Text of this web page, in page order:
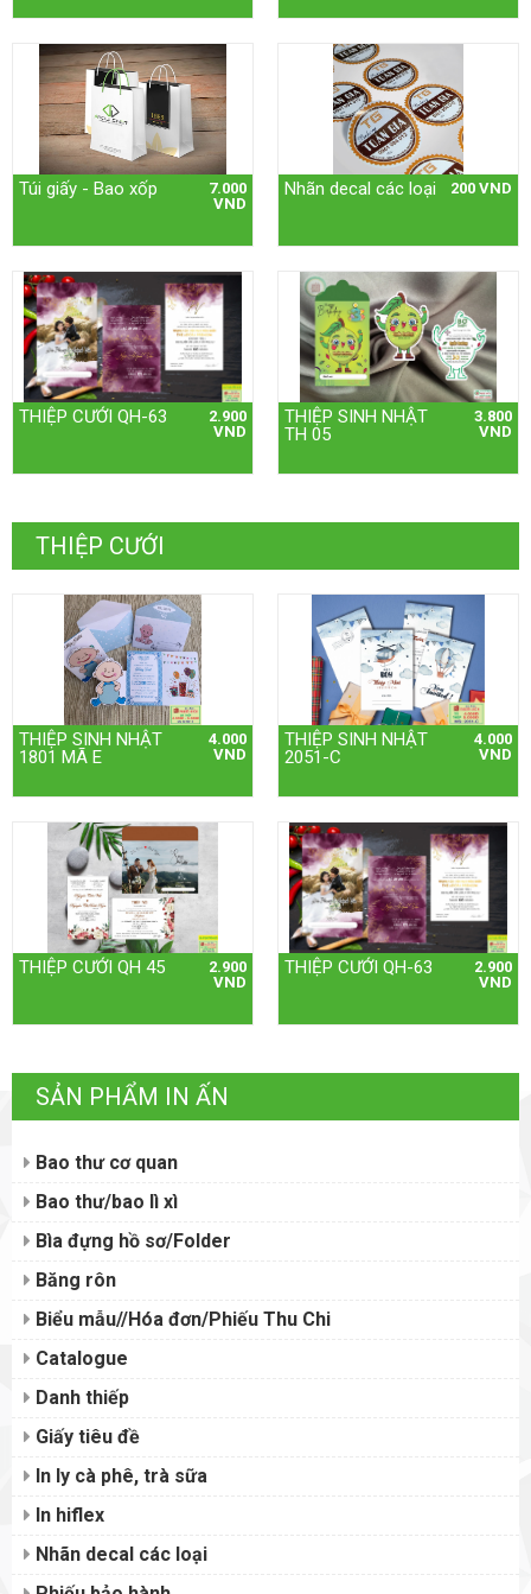
Túi giấy - Bao xốp
7.000
VND
Nhãn decal các loại 200 VND
THIỆP CƯỚI QH-63
2.900
VND
THIỆP SINH NHẬT
TH 05
3.800
VND
THIỆP CƯỚI
THIỆP SINH NHẬT
1801 MÃ E
4.000
VND
THIỆP SINH NHẬT
2051-C
4.000
VND
THIỆP CƯỚI QH 45
2.900
VND
THIỆP CƯỚI QH-63
2.900
VND
SẢN PHẨM IN ẤN
Bao thư cơ quan
Bao thư/bao lì xì
Bìa đựng hồ sơ/Folder
Băng rôn
Biểu mẫu//Hóa đơn/Phiếu Thu Chi
Catalogue
Danh thiếp
Giấy tiêu đề
In ly cà phê, trà sữa
In hiflex
Nhãn decal các loại